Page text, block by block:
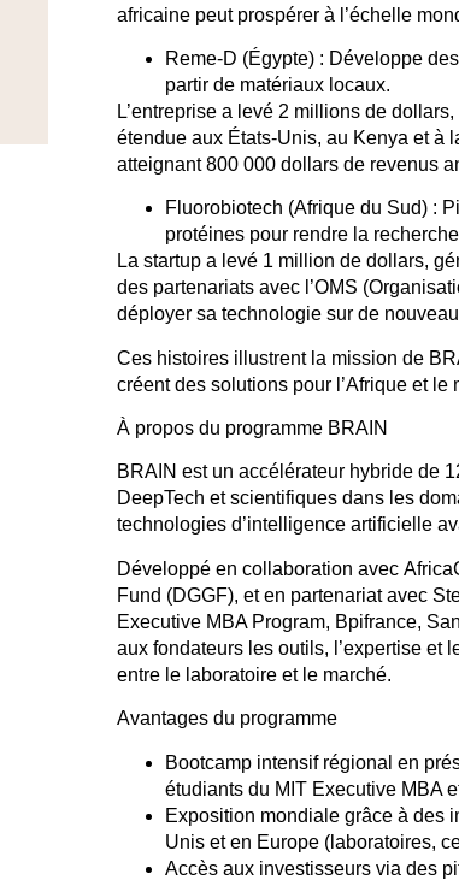
africaine peut prospérer à l’échelle
Reme-D (Égypte) : Développe
partir de matériaux locaux.
L’entreprise a levé 2 millions de dollars,
étendue aux États-Unis, au Kenya et à
atteignant800 000 dollars de revenus
Fluorobiotech (Afrique du Sud):
protéines pour rendre la
La startup a levé 1 million de dollars,
des partenariats avec l’OMS
déployer sa technologie sur de
Ces histoires illustrent la mission de
créent des solutions pour l’Afrique et le
À propos du programme BRAIN
BRAIN est un accélérateur hybride de
DeepTech et scientifiques dans les
technologies d’intelligence artificielle
Développé en collaboration avec
Fund (DGGF), et en partenariat avec
Executive MBA Program, Bpifrance,
aux fondateurs les outils, l’expertise et
entre le laboratoire et le marché.
Avantages du programme
Bootcamp intensif régional en
étudiants du MIT Executive MBA
Exposition mondialegrâce à des
Unis et en Europe (laboratoires,
Accès aux investisseursvia des